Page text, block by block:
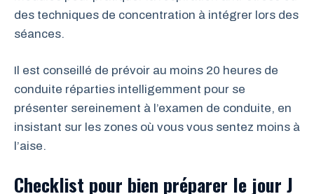
des techniques de concentration à intégrer lors des
séances.
Il est conseillé de prévoir au moins 20 heures de
conduite réparties intelligemment pour se
présenter sereinement à l’examen de conduite, en
insistant sur les zones où vous vous sentez moins à
l’aise.
Checklist pour bien préparer le jour J